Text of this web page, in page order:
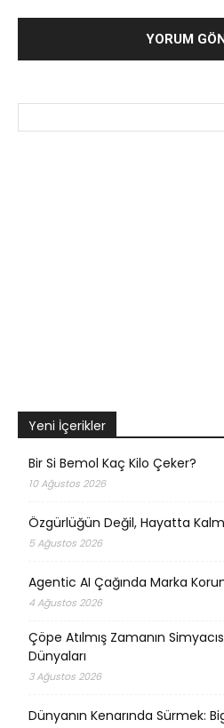
Yeni İçerikler
Bir Si Bemol Kaç Kilo Çeker?
10 Ağustos 2026
Özgürlüğün Değil, Hayatta
5 Ağustos 2026
Agentic AI Çağında Marka
4 Ağustos 2026
Çöpe Atılmış Zamanın
Dünyaları
3 Ağustos 2026
Dünyanın Kenarında Sürmek: